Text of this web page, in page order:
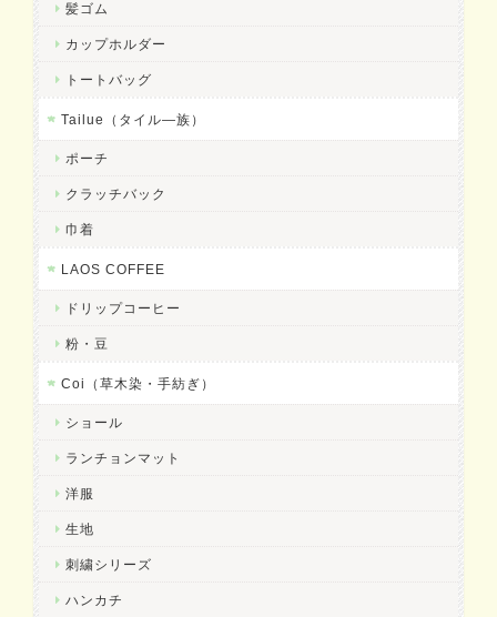
髪ゴム
カップホルダー
トートバッグ
Tailue（タイル―族）
ポーチ
クラッチバック
巾着
LAOS COFFEE
ドリップコーヒー
粉・豆
Coi（草木染・手紡ぎ）
ショール
ランチョンマット
洋服
生地
刺繍シリーズ
ハンカチ